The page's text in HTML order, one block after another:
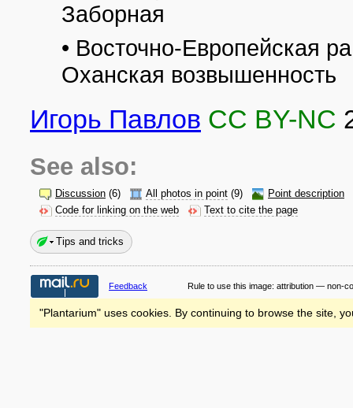
Заборная
• Восточно-Европейская
Оханская возвышенность
Игорь Павлов CC BY-NC
See also:
Discussion (6) All photos in point (9)
Point description
Code for linking on the web
Text to cite the page
Tips and tricks
Feedback Rule to use this image: attribution — non-
"Plantarium" uses cookies. By continuing to browse the site,